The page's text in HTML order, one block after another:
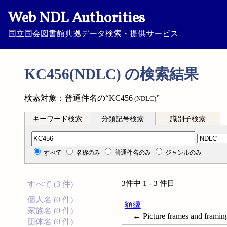
Web NDL Authorities
国立国会図書館典拠データ検索・提供サービス
KC456(NDLC) の検索結果
検索対象：普通件名の“KC456 (NDLC)”
キーワード検索 分類記号検索 識別子検索
分類記号検索
すべて 名称のみ 普通件名のみ ジャンルのみ
すべて (3 件)
個人名 (0 件)
家族名 (0 件)
団体名 (0 件)
3件中 1 - 3 件目
額縁
← Picture frames and